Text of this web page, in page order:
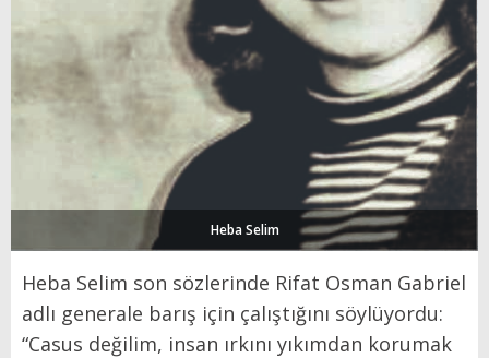
Heba Selim
Heba Selim son sözlerinde Rifat Osman Gabriel
adlı generale barış için çalıştığını söylüyordu:
“Casus değilim, insan ırkını yıkımdan korumak